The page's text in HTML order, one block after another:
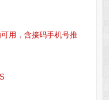
用，含接码手机号推